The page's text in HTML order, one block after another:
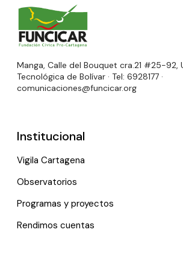
Manga, Calle del Bouquet cra.21 #25-92,
Tecnológica de Bolívar · Tel: 6928177 ·
comunicaciones@funcicar.org
Institucional
Vigila Cartagena
Observatorios
Programas y proyectos
Rendimos cuentas